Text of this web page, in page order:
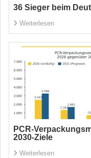
36 Sieger beim
Weiterlesen
PCR-
2030-Ziele
Weiterlesen